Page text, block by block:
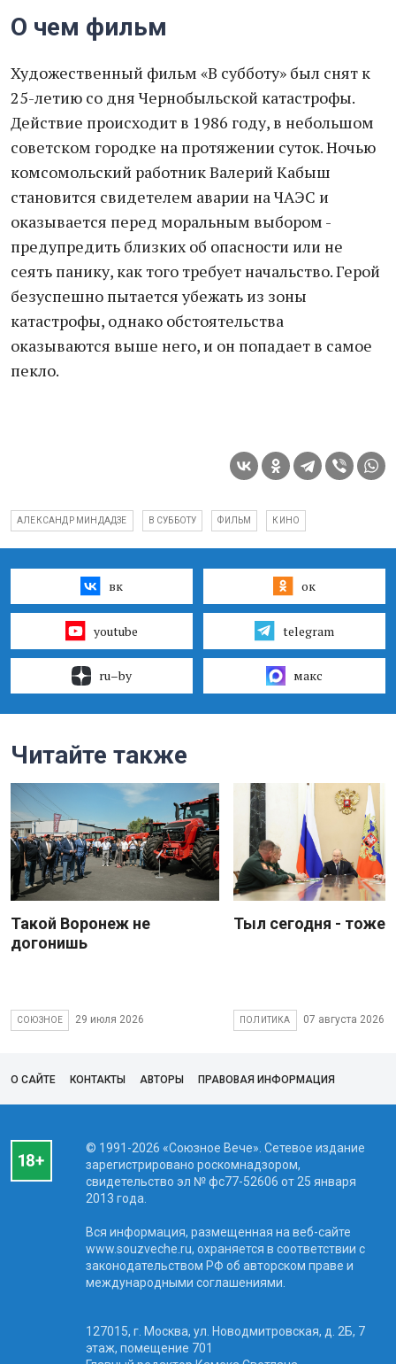
О чем фильм
Художественный фильм «В субботу» был снят к
25-летию со дня Чернобыльской катастрофы.
Действие происходит в 1986 году, в небольшом
советском городке на протяжении суток. Ночью
комсомольский работник Валерий Кабыш
становится свидетелем аварии на ЧАЭС и
оказывается перед моральным выбором -
предупредить близких об опасности или не
сеять панику, как того требует начальство. Герой
безуспешно пытается убежать из зоны
катастрофы, однако обстоятельства
оказываются выше него, и он попадает в самое
пекло.
АЛЕКСАНДР МИНДАДЗЕ В СУББОТУ ФИЛЬМ КИНО
вк ок
youtube telegram
ru–by макс
Читайте также
Такой Воронеж не
догонишь
СОЮЗНОЕ 29 июля 2026
Тыл сегодня - тоже
ПОЛИТИКА 07 августа 2026
О САЙТЕ КОНТАКТЫ АВТОРЫ ПРАВОВАЯ ИНФОРМАЦИЯ
© 1991-2026 «Союзное Вече». Сетевое издание
зарегистрировано роскомнадзором,
свидетельство эл № фc77-52606 от 25 января
2013 года.
Вся информация, размещенная на веб-сайте
www.souzveche.ru, охраняется в соответствии с
законодательством РФ об авторском праве и
международными соглашениями.
127015, г. Москва, ул. Новодмитровская, д. 2Б, 7
этаж, помещение 701